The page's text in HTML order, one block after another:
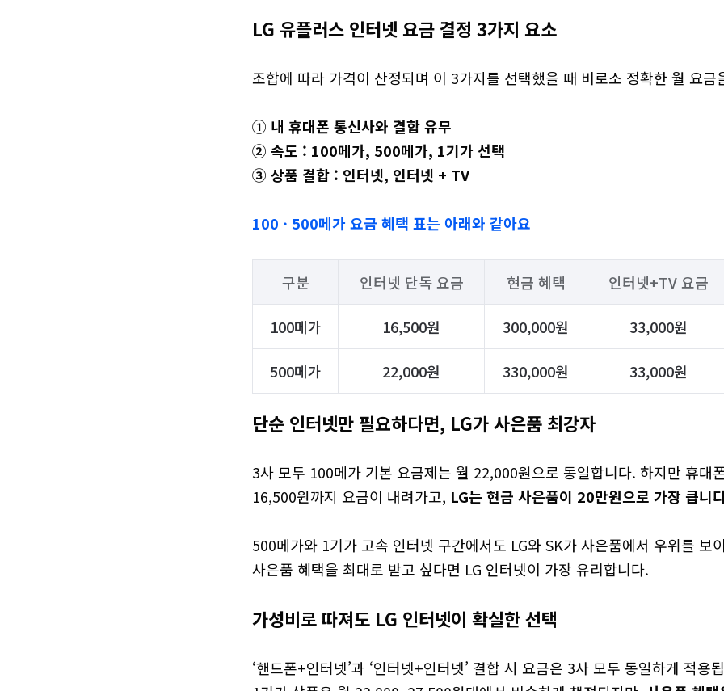
LG 유플러스 인터넷 요금 결정 3가지 요소
조합에 따라 가격이 산정되며 이 3가지를 선택했을 때 비로소 정확한 월 요금
① 내 휴대폰 통신사와 결합 유무
② 속도 : 100메가, 500메가, 1기가 선택
③ 상품 결합 : 인터넷, 인터넷 + TV
100 · 500메가 요금 혜택 표는 아래와 같아요
구분 인터넷 단독 요금 현금 혜택 인터넷+TV 요금
100메가 16,500원 300,000원 33,000원
500메가 22,000원 330,000원 33,000원
단순 인터넷만 필요하다면, LG가 사은품 최강자
3사 모두 100메가 기본 요금제는 월 22,000원으로 동일합니다. 하지만 휴대
16,500원까지 요금이 내려가고, LG는 현금 사은품이 20만원으로 가장 큽니
500메가와 1기가 고속 인터넷 구간에서도 LG와 SK가 사은품에서 우위를 보
사은품 혜택을 최대로 받고 싶다면 LG 인터넷이 가장 유리합니다.
가성비로 따져도 LG 인터넷이 확실한 선택
‘핸드폰+인터넷’과 ‘인터넷+인터넷’ 결합 시 요금은 3사 모두 동일하게 적용